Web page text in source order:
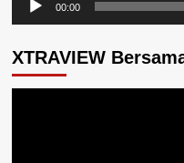
00:00
XTRAVIEW